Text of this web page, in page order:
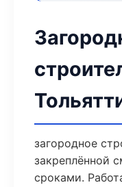
загородное
закреплённой
сроками.